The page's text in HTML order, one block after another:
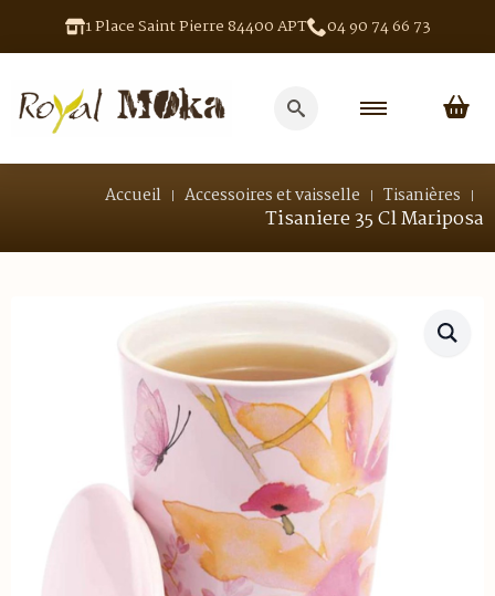
1 Place Saint Pierre 84400 APT 04 90 74 66 73
for:
Accueil Accessoires et vaisselle Tisanières
Tisaniere 35 Cl Mariposa